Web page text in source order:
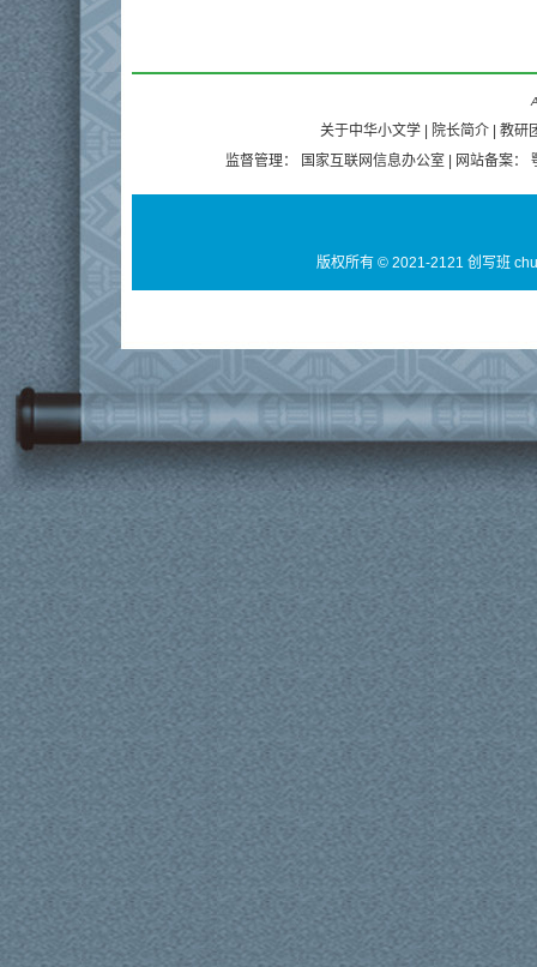
关于中华小文学 院长简介
教研
监督管理：
国家互联网信息办公室 | 网站备案：
版权所有 © 2021-2121 创写班